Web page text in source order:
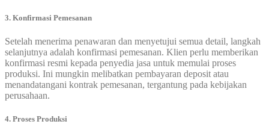
3. Konfirmasi Pemesanan
Setelah menerima penawaran dan menyetujui semua detail, langkah
selanjutnya adalah konfirmasi pemesanan. Klien perlu memberikan
konfirmasi resmi kepada penyedia jasa untuk memulai proses
produksi. Ini mungkin melibatkan pembayaran deposit atau
menandatangani kontrak pemesanan, tergantung pada kebijakan
perusahaan.
4. Proses Produksi